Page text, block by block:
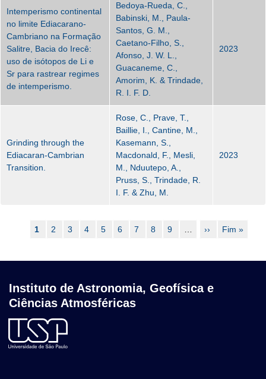
Intemperismo continental
no limite Ediacarano-
Cambriano na Formação
Salitre, Bacia do Irecê:
uso de isótopos de Li e
Sr para rastrear regimes
de intemperismo.
Bedoya-Rueda, C.,
Babinski, M., Paula-
Santos, G. M.,
Caetano-Filho, S.,
Afonso, J. W. L.,
Guacaneme, C.,
Amorim, K. & Trindade,
R. I. F. D.
2023
Grinding through the
Ediacaran-Cambrian
Transition.
Rose, C., Prave, T.,
Baillie, I., Cantine, M.,
Kasemann, S.,
Macdonald, F., Mesli,
M., Nduutepo, A.,
Pruss, S., Trindade, R.
I. F. & Zhu, M.
2023
PaginaçãoPágina
1 Page
2 Page
3 Page
4 Page
5 Page
6 Page
7 Page
8 Page
9 …
Próxima
››
Última
Fim »
Instituto de Astronomia, Geofísica e
Ciências Atmosféricas